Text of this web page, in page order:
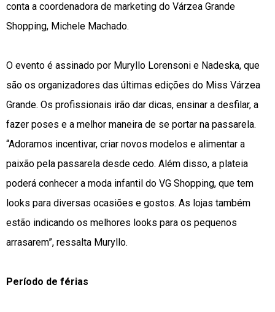
conta a coordenadora de marketing do Várzea Grande
Shopping, Michele Machado.
O evento é assinado por Muryllo Lorensoni e Nadeska, que
são os organizadores das últimas edições do Miss Várzea
Grande. Os profissionais irão dar dicas, ensinar a desfilar, a
fazer poses e a melhor maneira de se portar na passarela.
“Adoramos incentivar, criar novos modelos e alimentar a
paixão pela passarela desde cedo. Além disso, a plateia
poderá conhecer a moda infantil do VG Shopping, que tem
looks para diversas ocasiões e gostos. As lojas também
estão indicando os melhores looks para os pequenos
arrasarem”, ressalta Muryllo.
Período de férias